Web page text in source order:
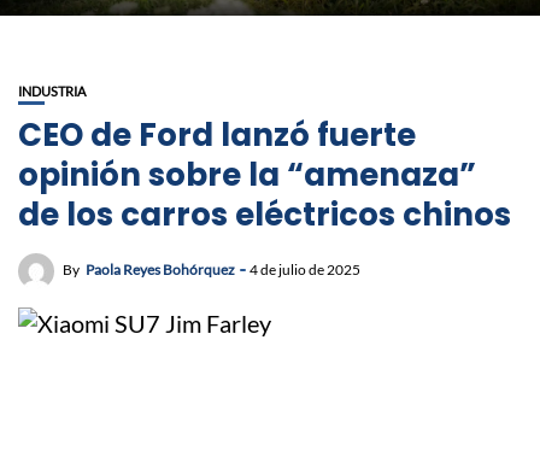
INDUSTRIA
CEO de Ford lanzó fuerte
opinión sobre la “amenaza”
de los carros eléctricos chinos
By Paola Reyes Bohórquez 4 de julio de 2025